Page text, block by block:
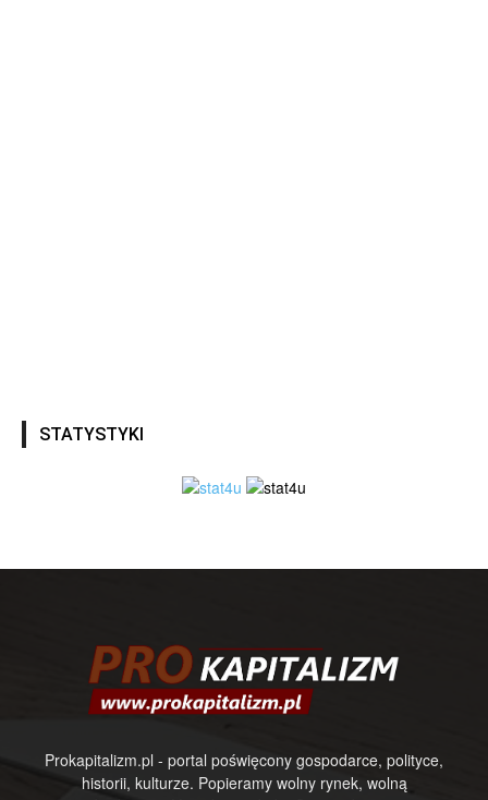
STATYSTYKI
Prokapitalizm.pl - portal poświęcony gospodarce, polityce,
historii, kulturze. Popieramy wolny rynek, wolną